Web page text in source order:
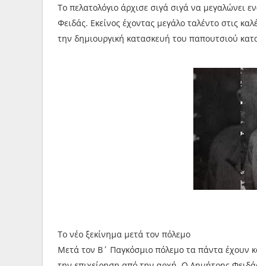
Το πελατολόγιο άρχισε σιγά σιγά να μεγαλώνει
Φειδάς. Εκείνος έχοντας μεγάλο ταλέντο στις
την δημιουργική κατασκευή του παπουτσιού
Το νέο ξεκίνημα μετά τον πόλεμο
Μετά τον Β΄ Παγκόσμιο πόλεμο τα πάντα έχουν